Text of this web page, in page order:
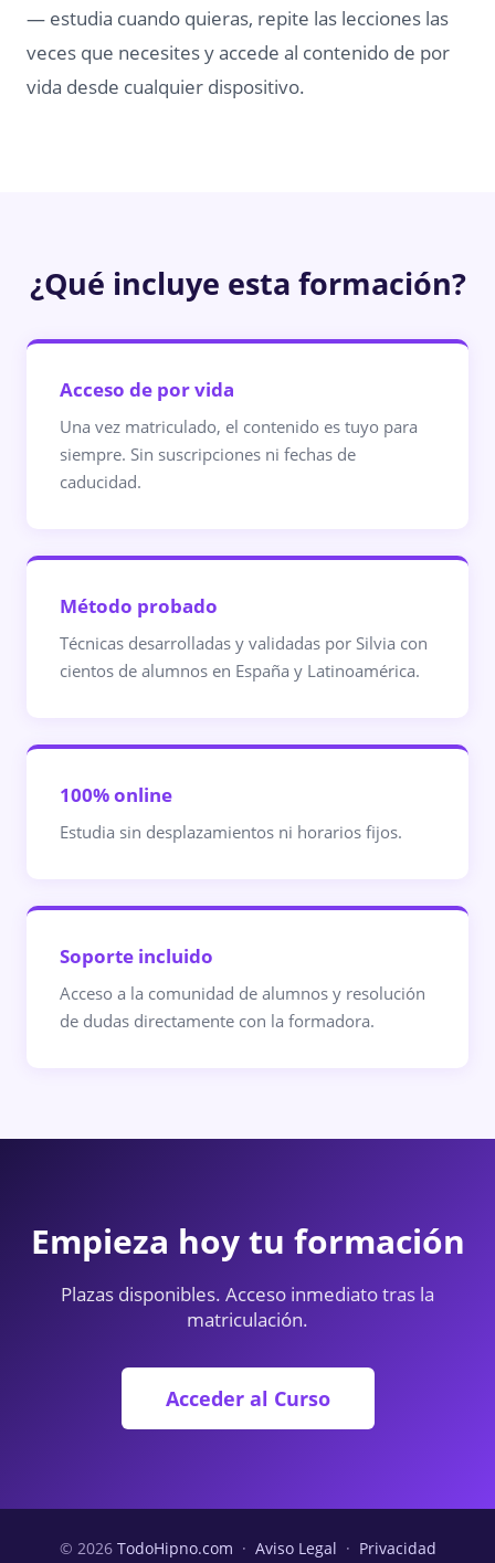
— estudia cuando quieras, repite las lecciones las
veces que necesites y accede al contenido de por
vida desde cualquier dispositivo.
¿Qué incluye esta formación?
Acceso de por vida
Una vez matriculado, el contenido es tuyo para
siempre. Sin suscripciones ni fechas de
caducidad.
Método probado
Técnicas desarrolladas y validadas por Silvia con
cientos de alumnos en España y Latinoamérica.
100% online
Estudia sin desplazamientos ni horarios fijos.
Soporte incluido
Acceso a la comunidad de alumnos y resolución
de dudas directamente con la formadora.
Empieza hoy tu formación
Plazas disponibles. Acceso inmediato tras la
matriculación.
Acceder al Curso
© 2026 TodoHipno.com · Aviso Legal · Privacidad